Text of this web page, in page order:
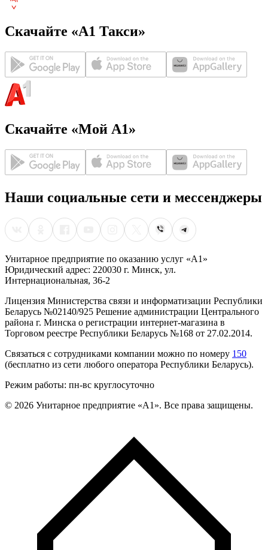
Скачайте «А1 Такси»
Скачайте «Мой А1»
Наши социальные сети и мессенджеры
Унитарное предприятие по оказанию услуг «А1»
Юридический адрес: 220030 г. Минск, ул.
Интернациональная, 36-2
Лицензия Министерства связи и информатизации Республики
Беларусь №02140/925 Решение администрации Центрального
района г. Минска о регистрации интернет-магазина в
Торговом реестре Республики Беларусь №168 от 27.02.2014.
Связаться с сотрудниками компании можно по номеру 150
(бесплатно из сети любого оператора Республики Беларусь).
Режим работы: пн-вс круглосуточно
© 2026 Унитарное предприятие «А1». Все права защищены.